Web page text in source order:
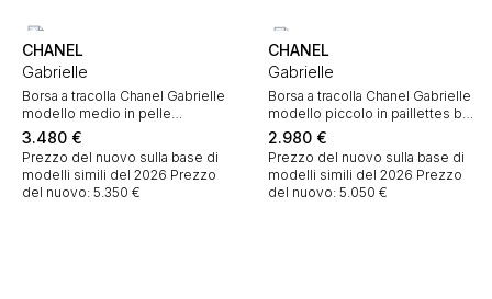
CHANEL
Gabrielle
Borsa a tracolla Chanel Gabrielle
modello medio in pelle
trapuntata dorata
3.480 €
Prezzo del nuovo sulla base di
modelli simili del 2026 Prezzo
del nuovo: 5.350 €
CHANEL
Gabrielle
Borsa a tracolla Chanel Gabrielle
modello piccolo in paillettes blu
marino e bianche e pelle blu
marino
2.980 €
Prezzo del nuovo sulla base di
modelli simili del 2026 Prezzo
del nuovo: 5.050 €